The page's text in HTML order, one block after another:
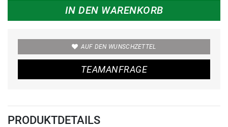
IN DEN WARENKORB
AUF DEN WUNSCHZETTEL
TEAMANFRAGE
PRODUKTDETAILS